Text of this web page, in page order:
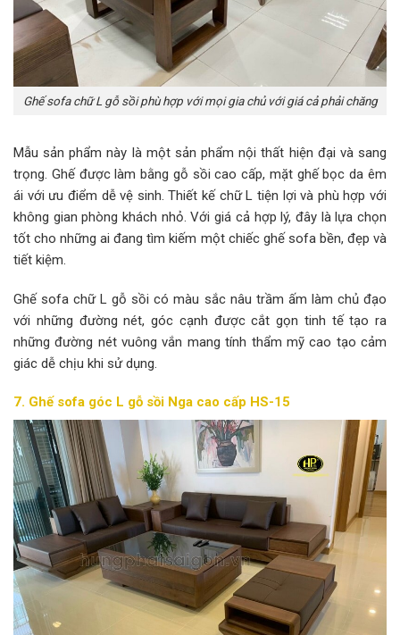
Ghế sofa chữ L gỗ sồi phù hợp với mọi gia chủ với giá cả phải chăng
Mẫu sản phẩm này là một sản phẩm nội thất hiện đại và sang
trọng. Ghế được làm bằng gỗ sồi cao cấp, mặt ghế bọc da êm
ái với ưu điểm dễ vệ sinh. Thiết kế chữ L tiện lợi và phù hợp với
không gian phòng khách nhỏ. Với giá cả hợp lý, đây là lựa chọn
tốt cho những ai đang tìm kiếm một chiếc ghế sofa bền, đẹp và
tiết kiệm.
Ghế sofa chữ L gỗ sồi có màu sắc nâu trầm ấm làm chủ đạo
với những đường nét, góc cạnh được cắt gọn tinh tế tạo ra
những đường nét vuông vắn mang tính thẩm mỹ cao tạo cảm
giác dễ chịu khi sử dụng.
7. Ghế sofa góc L gỗ sồi Nga cao cấp HS-15